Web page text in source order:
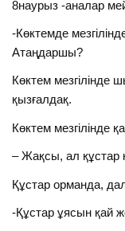
8наурыз -аналар
-Көктемде
Атаңдаршы?
Көктем мезгілінде
қызғалдақ.
Көктем мезгілінде
– Жақсы, ал құстар
Құстар орманда,
-Құстар ұясын қай